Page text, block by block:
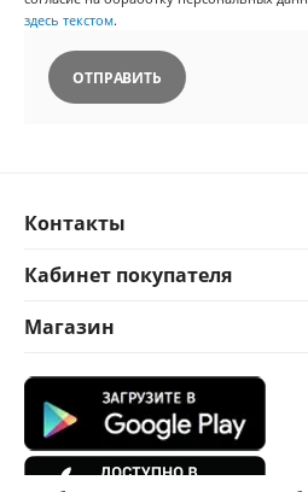
здесь текстом.
ОТПРАВИТЬ
Контакты
Кабинет покупателя
Магазин